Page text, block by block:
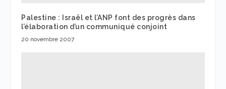
Palestine : Israël et l’ANP font des progrès dans
l’élaboration d’un communiqué conjoint
20 novembre 2007